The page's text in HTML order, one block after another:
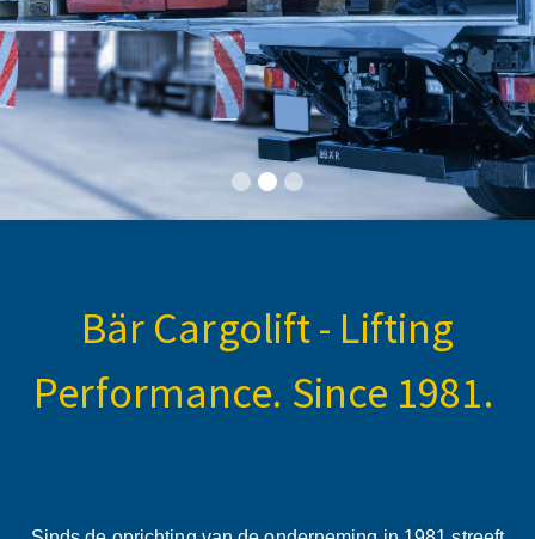
Bär Cargolift - Lifting
Performance. Since 1981.